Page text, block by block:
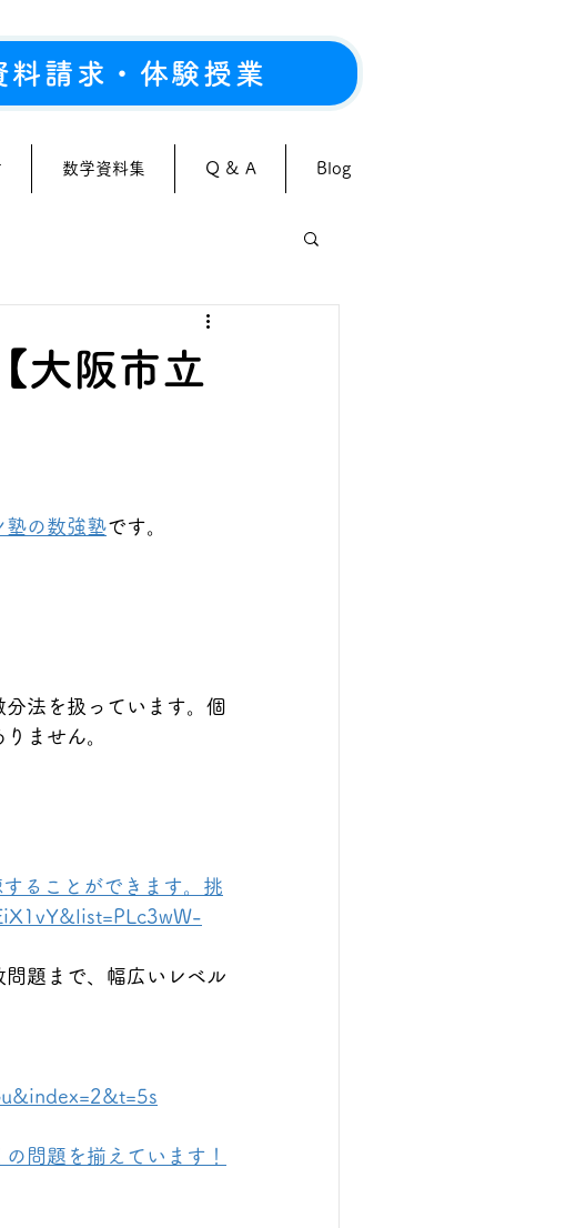
料請求・体験授業
数学資料集 Q & A Blog
大阪市立
塾の数強塾です。
法を扱っています。個
ません。
ることができます。挑
題まで、幅広いレベル
問題を揃えています！